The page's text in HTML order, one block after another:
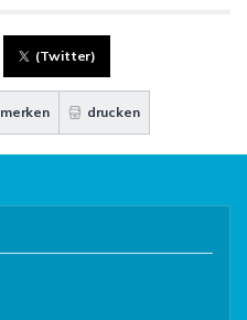
(Twitter)
merken drucken